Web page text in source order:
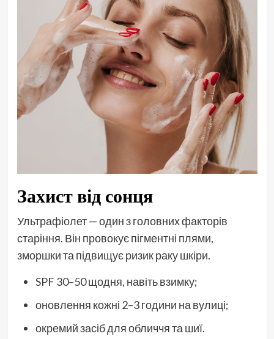
Захист від сонця
Ультрафіолет — один з головних факторів
старіння. Він провокує пігментні плями,
зморшки та підвищує ризик раку шкіри.
SPF 30–50 щодня, навіть взимку;
оновлення кожні 2–3 години на вулиці;
окремий засіб для обличчя та шиї.